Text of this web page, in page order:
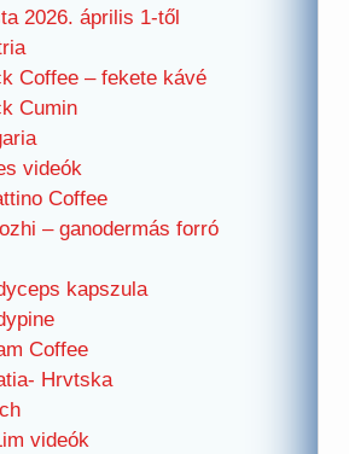
2026. április 1-től
Coffee – fekete kávé
Cumin
videók
Coffee
– ganodermás forró
kapszula
Coffee
Hrvtska
videók